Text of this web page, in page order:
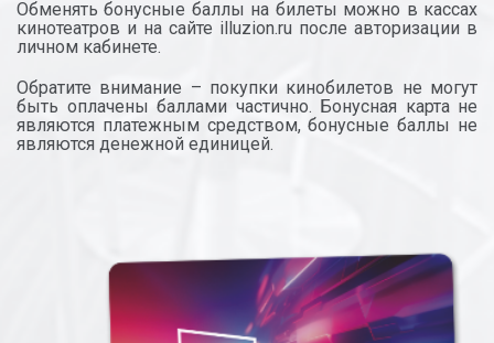
Обменять бонусные баллы на билеты можно в кассах
кинотеатров и на сайте illuzion.ru после авторизации в
личном кабинете.
Обратите внимание – покупки кинобилетов не могут
быть оплачены баллами частично. Бонусная карта не
являются платежным средством, бонусные баллы не
являются денежной единицей.